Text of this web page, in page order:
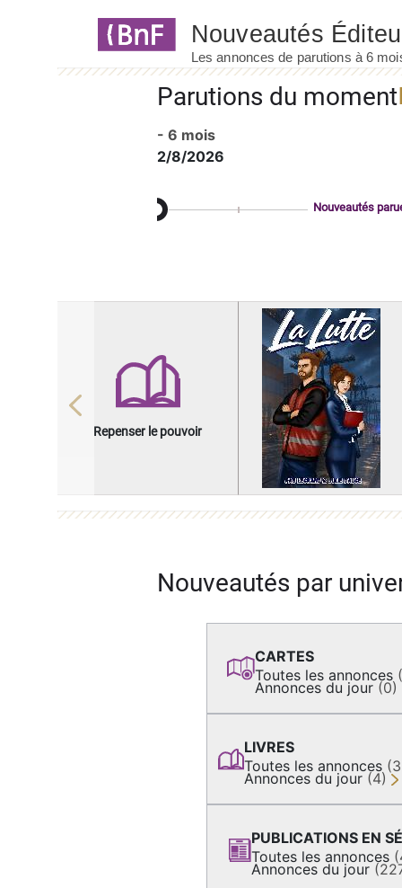
Parutions du moment
- 6 mois
2/8/2026
Nouveautés
Repenser le pouvoir
Previous
Nouveautés par
CARTES
Toutes les annonces
Annonces du jour (0)
LIVRES
Toutes les annonces
Annonces du jour (4)
PUBLICATIONS EN
Toutes les annonces
Annonces du jour